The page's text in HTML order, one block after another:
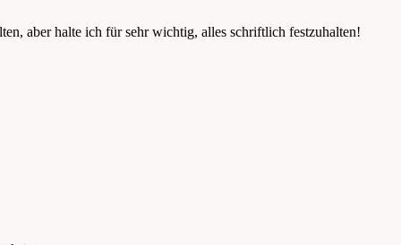
aber halte ich für sehr wichtig, alles schriftlich festzuhalten!